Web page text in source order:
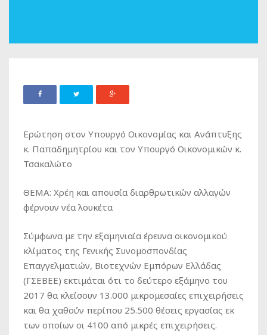
Ερώτηση στον Υπουργό Οικονομίας και Ανάπτυξης
κ. Παπαδημητρίου και τον Υπουργό Οικονομικών κ.
Τσακαλώτο
ΘΕΜΑ: Χρέη και απουσία διαρθρωτικών αλλαγών
φέρνουν νέα λουκέτα
Σύμφωνα με την εξαμηνιαία έρευνα οικονομικού
κλίματος της Γενικής Συνομοσπονδίας
Επαγγελματιών, Βιοτεχνών Εμπόρων Ελλάδας
(ΓΣΕΒΕΕ) εκτιμάται ότι το δεύτερο εξάμηνο του
2017 θα κλείσουν 13.000 μικρομεσαίες επιχειρήσεις
και θα χαθούν περίπου 25.500 θέσεις εργασίας εκ
των οποίων οι 4100 από μικρές επιχειρήσεις.